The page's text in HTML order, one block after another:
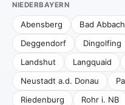
NIEDERBAYERN
Abensberg Bad Abbach
Deggendorf
Dingolfing
Landshut
Langquaid
Neustadt a.d. Donau
Riedenburg
Rohr i. NB